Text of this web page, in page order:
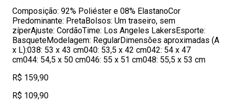
Composição: 92% Poliéster e 08% ElastanoCor
Predominante: PretaBolsos: Um traseiro, sem
zíperAjuste: CordãoTime: Los Angeles LakersEsporte:
BasqueteModelagem: RegularDimensões aproximadas (A
x L):038: 53 x 43 cm040: 53,5 x 42 cm042: 54 x 47
cm044: 54,5 x 50 cm046: 55 x 51 cm048: 55,5 x 53 cm
R$ 159,90
R$ 109,90